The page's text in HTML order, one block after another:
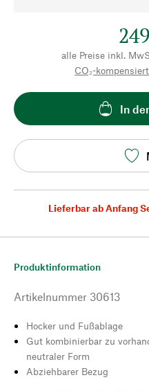
alle Preise inkl.
CO₂-
In
Lieferbar ab Anfang
Produktinformation
Artikelnummer 30613
Hocker und Fußablage
Gut kombinierbar zu
neutraler Form
Abziehbarer Bezug